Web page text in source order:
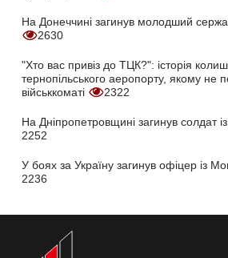
На Донеччині загинув молодший
2630
"Хто вас привіз до ТЦК?": історія
тернопільського аеропорту, якому не
військкоматі
2322
На Дніпропетровщині загинув солдат
2252
У боях за Україну загинув офіцер із
2236